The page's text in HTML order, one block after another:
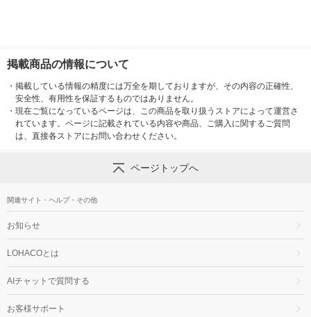
掲載商品の情報について
・ 掲載している情報の精度には万全を期しておりますが、その内容の正確性、
安全性、有用性を保証するものではありません。
・ 現在ご覧になっているページは、この商品を取り扱うストアによって運営さ
れています。ページに記載されている内容や商品、ご購入に関するご質問
は、直接各ストアにお問い合わせください。
ページトップへ
関連サイト・ヘルプ・その他
お知らせ
LOHACOとは
AIチャットで質問する
お客様サポート